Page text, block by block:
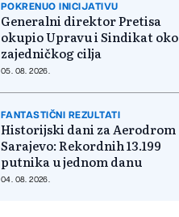
POKRENUO INICIJATIVU
Generalni direktor Pretisa
okupio Upravu i Sindikat oko
zajedničkog cilja
05. 08. 2026.
FANTASTIČNI REZULTATI
Historijski dani za Aerodrom
Sarajevo: Rekordnih 13.199
putnika u jednom danu
04. 08. 2026.